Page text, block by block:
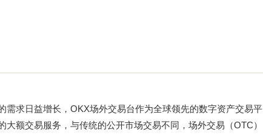
求日益增长，OKX场外交易台作为全球领先的数字资产交易平
额交易服务，与传统的公开市场交易不同，场外交易（OTC）